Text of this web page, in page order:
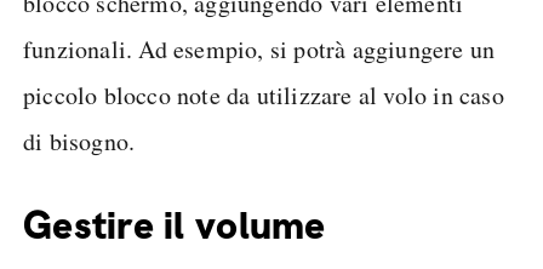
funzionali. Ad esempio, si potrà aggiungere un
piccolo blocco note da utilizzare al volo in caso
di bisogno.
Gestire il volume